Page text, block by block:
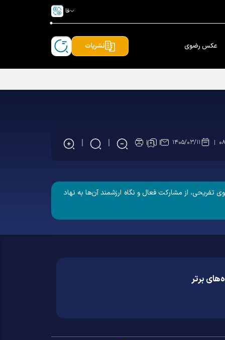
فا
عکس رضوی نشریات
۱۴۰۵/۰۳/۱۱
از مشارکت فعال و نگاه ارزشمند آن‌ها به نهاد
برتر